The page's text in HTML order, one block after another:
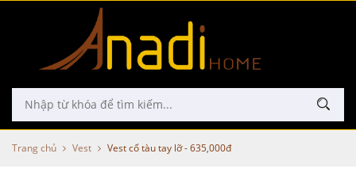
Trang chủ Vest Vest cổ tàu tay lỡ - 635,000đ